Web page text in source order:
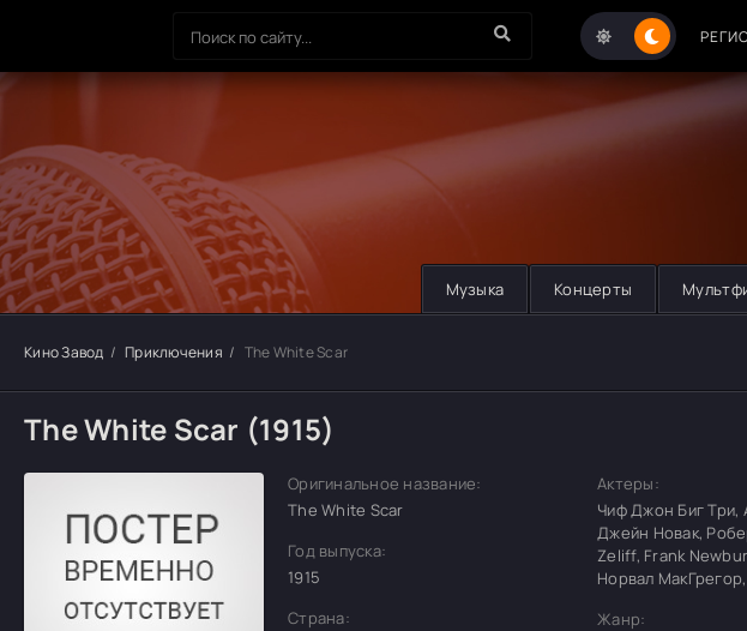
Музыка Концерты
Кино Завод Приключения The White Scar
The White Scar (1915)
Оригинальное название:
The White Scar
Год выпуска:
1915
Страна:
Актеры:
Чиф Джон Биг Три,
Джейн Новак,
Zeliff, Frank
Норвал
Жанр: